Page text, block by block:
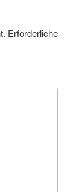
Erforderliche